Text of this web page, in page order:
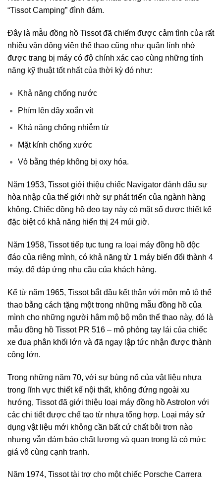
“Tissot Camping” đình đám.
Đây là mẫu đồng hồ Tissot đã chiếm được cảm tình của rất
nhiều vận động viên thể thao cũng như quân lính nhờ
được trang bị máy có độ chính xác cao cùng những tính
năng kỹ thuật tốt nhất của thời kỳ đó như:
Khả năng chống nước
Phím lên dây xoắn vít
Khả năng chống nhiễm từ
Mặt kính chống xước
Vỏ bằng thép không bị oxy hóa.
Năm 1953, Tissot giới thiệu chiếc Navigator đánh dấu sự
hòa nhập của thế giới nhờ sự phát triển của ngành hàng
không. Chiếc đồng hồ đeo tay này có mặt số được thiết kế
đặc biệt có khả năng hiển thị 24 múi giờ.
Năm 1958, Tissot tiếp tục tung ra loại máy đồng hồ độc
đáo của riêng mình, có khả năng từ 1 máy biến đổi thành 4
máy, để đáp ứng nhu cầu của khách hàng.
Kể từ năm 1965, Tissot bắt đầu kết thân với môn mô tô thể
thao bằng cách tặng một trong những mẫu đồng hồ của
mình cho những người hâm mộ bộ môn thể thao này, đó là
mẫu đồng hồ Tissot PR 516 – mô phỏng tay lái của chiếc
xe đua phân khối lớn và đã ngay lập tức nhận được thành
công lớn.
Trong những năm 70, với sự bùng nổ của vật liệu nhựa
trong lĩnh vực thiết kế nội thất, không đứng ngoài xu
hướng, Tissot đã giới thiệu loại máy đồng hồ Astrolon với
các chi tiết được chế tạo từ nhựa tổng hợp. Loại máy sử
dụng vật liệu mới không cần bất cứ chất bôi trơn nào
nhưng vẫn đảm bảo chất lượng và quan trọng là có mức
giá vô cùng cạnh tranh.
Năm 1974, Tissot tài trợ cho một chiếc Porsche Carrera